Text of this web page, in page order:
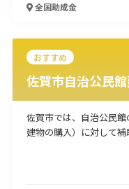
経営改善・経営強化
人材採用・雇用
起業・創業
事業承継
全国助成金
おすすめ
佐賀市自治公民
佐賀市では、自治公民
建物の購入）に対して補